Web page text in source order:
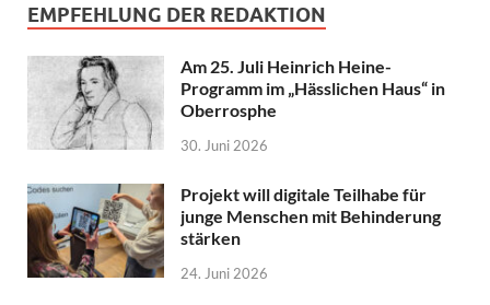
EMPFEHLUNG DER REDAKTION
Am 25. Juli Heinrich Heine-
Programm im „Hässlichen Haus“ in
Oberrosphe
30. Juni 2026
Projekt will digitale Teilhabe für
junge Menschen mit Behinderung
stärken
24. Juni 2026